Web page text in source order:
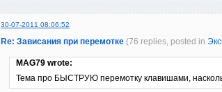
30-07-2011 08:06:52
Re: Зависания при перемотке (76 replies, posted in
MAG79 wrote:
Тема про БЫСТРУЮ перемотку клавишами,